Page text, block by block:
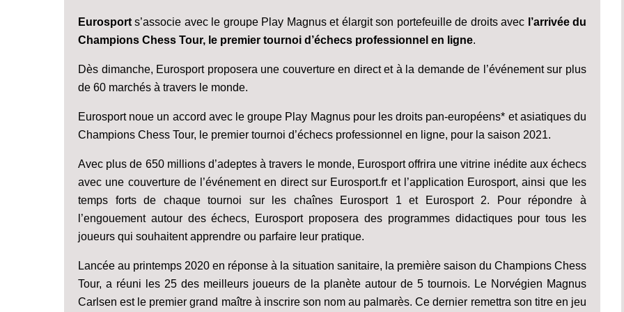
Eurosport s’associe avec le groupe Play Magnus et élargit son portefeuille de droits avec l’arrivée du
Champions Chess Tour, le premier tournoi d’échecs professionnel en ligne.
Dès dimanche, Eurosport proposera une couverture en direct et à la demande de l’événement sur plus
de 60 marchés à travers le monde.
Eurosport noue un accord avec le groupe Play Magnus pour les droits pan-européens* et asiatiques du
Champions Chess Tour, le premier tournoi d’échecs professionnel en ligne, pour la saison 2021.
Avec plus de 650 millions d’adeptes à travers le monde, Eurosport offrira une vitrine inédite aux échecs
avec une couverture de l’événement en direct sur Eurosport.fr et l’application Eurosport, ainsi que les
temps forts de chaque tournoi sur les chaînes Eurosport 1 et Eurosport 2. Pour répondre à
l’engouement autour des échecs, Eurosport proposera des programmes didactiques pour tous les
joueurs qui souhaitent apprendre ou parfaire leur pratique.
Lancée au printemps 2020 en réponse à la situation sanitaire, la première saison du Champions Chess
Tour, a réuni les 25 des meilleurs joueurs de la planète autour de 5 tournois. Le Norvégien Magnus
Carlsen est le premier grand maître à inscrire son nom au palmarès. Ce dernier remettra son titre en jeu